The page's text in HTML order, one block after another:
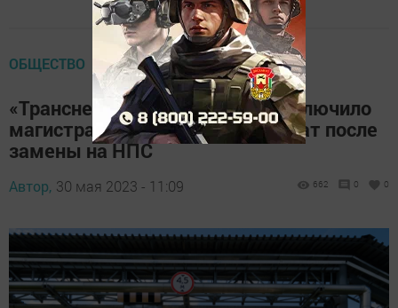
ОБЩЕСТВО
«Транснефть – Прикамье» подключило
магистральный насосный агрегат после
замены на НПС
Автор, 30 мая 2023 - 11:09 662 0 0